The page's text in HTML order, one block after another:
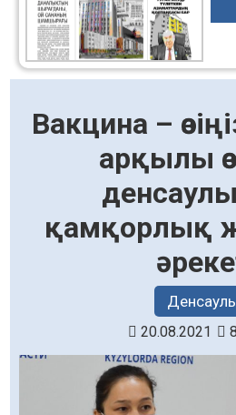
Вакцина –
арқылы
қамқорлық
20.08.2021